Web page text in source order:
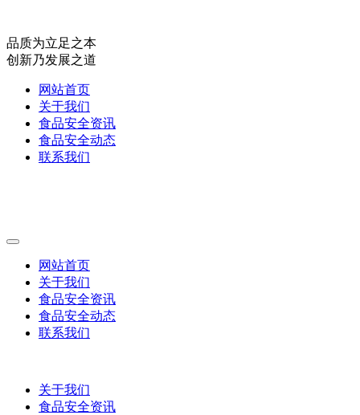
品质为立足之本
创新乃发展之道
网站首页
关于我们
食品安全资讯
食品安全动态
联系我们
网站首页
关于我们
食品安全资讯
食品安全动态
联系我们
关于我们
食品安全资讯